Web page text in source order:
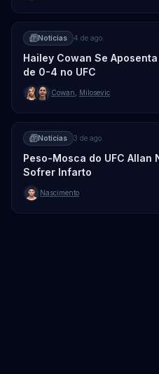
Notícias 4 de ago.
Hailey Cowan Se
de 0-4 no UFC
Cowan Milosevic
Notícias 3 de ago.
Peso-Mosca do UFC Allan
Sofrer Infarto
Nascimento